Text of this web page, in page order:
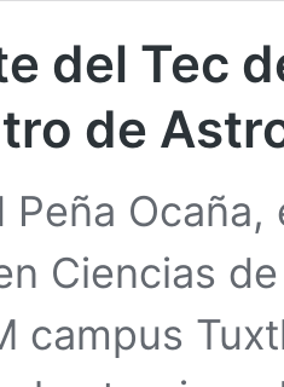
del Tec
de
Peña
Ciencias
campus